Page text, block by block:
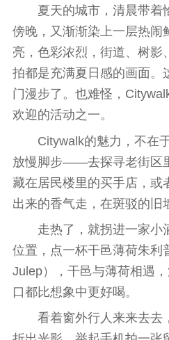
夏天的城市，清晨带着
傍晚，又渐渐染上一层热闹
亮，色彩浓烈，街道、树影
拍都是充满夏日感的画面。
门漫步了。也难怪，
欢迎的活动之一。
Citywalk的魅力，不在
放慢脚步——去探寻老街区
藏在居民楼里的买手店，或
出来的香气走，在斑驳的旧
走热了，就拐进一家小
位置，点一杯干邑薄荷朱利
Julep），干邑与薄荷相遇
口都比想象中更好喝。
看着窗外行人来来去去